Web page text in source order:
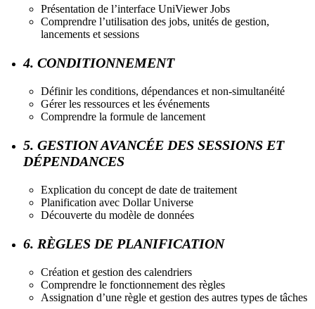
Présentation de l’interface UniViewer Jobs
Comprendre l’utilisation des jobs, unités de gestion,
lancements et sessions
4. CONDITIONNEMENT
Définir les conditions, dépendances et non-simultanéité
Gérer les ressources et les événements
Comprendre la formule de lancement
5. GESTION AVANCÉE DES SESSIONS ET
DÉPENDANCES
Explication du concept de date de traitement
Planification avec Dollar Universe
Découverte du modèle de données
6. RÈGLES DE PLANIFICATION
Création et gestion des calendriers
Comprendre le fonctionnement des règles
Assignation d’une règle et gestion des autres types de tâches